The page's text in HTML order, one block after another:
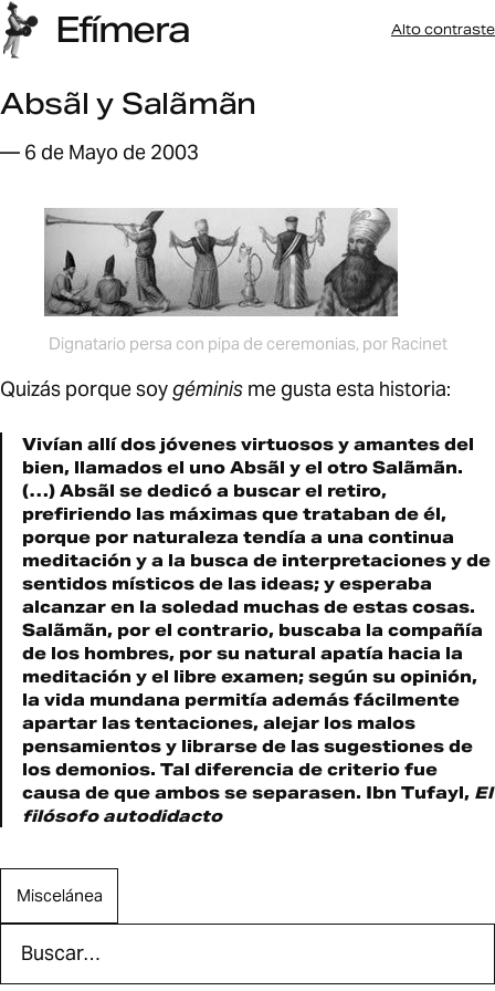
Efímera Alto contraste
Absãl y Salãmãn
— 6 de Mayo de 2003
Dignatario persa con pipa de ceremonias, por Racinet
Quizás porque soygéminis me gusta esta historia:
Viví­an allí­ dos jóvenes virtuosos y amantes del
bien, llamados el uno Absãl y el otro Salãmãn.
(…) Absãl se dedicó a buscar el retiro,
prefiriendo las máximas que trataban de él,
porque por naturaleza tendí­a a una continua
meditación y a la busca de interpretaciones y de
sentidos mí­sticos de las ideas; y esperaba
alcanzar en la soledad muchas de estas cosas.
Salãmãn, por el contrario, buscaba la compañí­a
de los hombres, por su natural apatí­a hacia la
meditación y el libre examen; según su opinión,
la vida mundana permití­a además fácilmente
apartar las tentaciones, alejar los malos
pensamientos y librarse de las sugestiones de
los demonios. Tal diferencia de criterio fue
causa de que ambos se separasen. Ibn Tufayl, El
filósofo autodidacto
Miscelánea